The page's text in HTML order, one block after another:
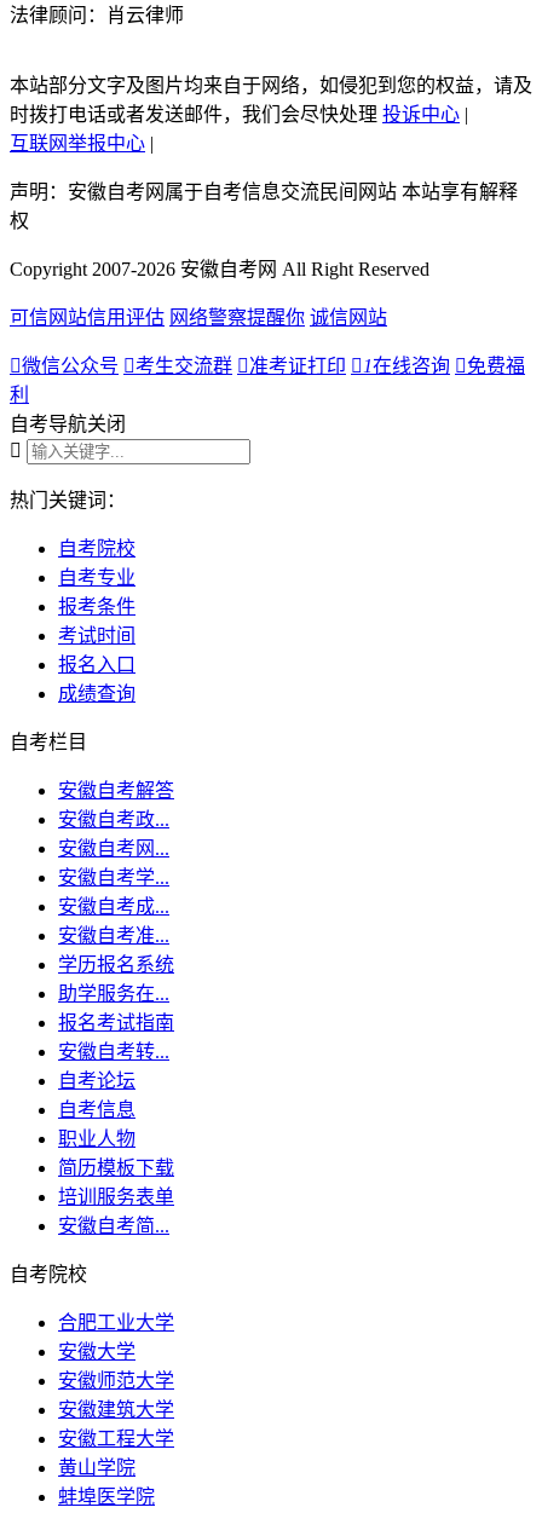
法律顾问：肖云律师
本站部分文字及图片均来自于网络，如侵犯到您的权益，请及
时拨打电话或者发送邮件，我们会尽快处理 投诉中心 |
互联网举报中心 |
声明：安徽自考网属于自考信息交流民间网站 本站享有解释
权
Copyright 2007-2026 安徽自考网 All Right Reserved
可信网站信用评估 网络警察提醒你 诚信网站
微信公众号 考生交流群 准考证打印  1在线咨询 免费福
利
自考导航关闭

热门关键词：
自考院校
自考专业
报考条件
考试时间
报名入口
成绩查询
自考栏目
安徽自考解答
安徽自考政...
安徽自考网...
安徽自考学...
安徽自考成...
安徽自考准...
学历报名系统
助学服务在...
报名考试指南
安徽自考转...
自考论坛
自考信息
职业人物
简历模板下载
培训服务表单
安徽自考简...
自考院校
合肥工业大学
安徽大学
安徽师范大学
安徽建筑大学
安徽工程大学
黄山学院
蚌埠医学院